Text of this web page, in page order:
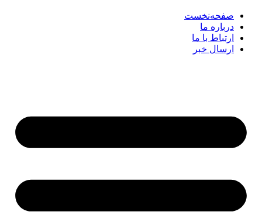
صفحه‌نخست
درباره ما
ارتباط با ما
ارسال خبر